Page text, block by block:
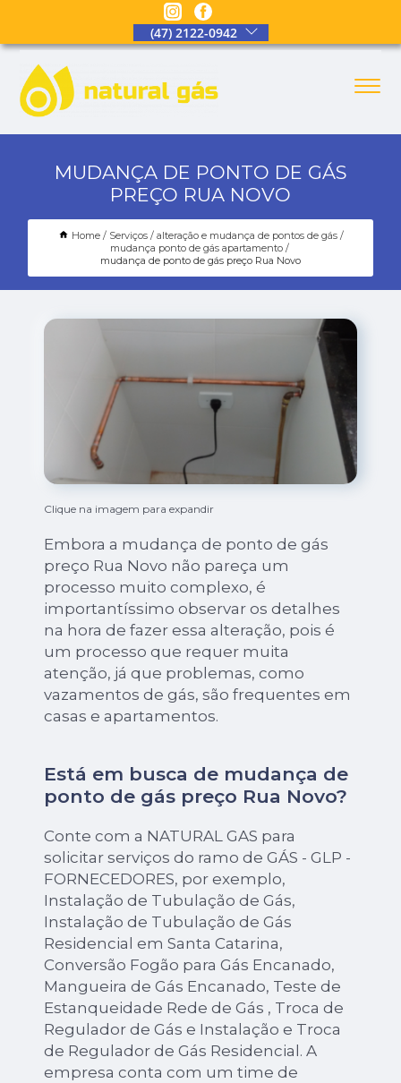
(47) 2122-0942
MUDANÇA DE PONTO DE GÁS
PREÇO RUA NOVO
Home Serviços
alteração e mudança de pontos de gás
mudança ponto de gás apartamento
mudança de ponto de gás preço Rua Novo
Clique na imagem para expandir
Embora a mudança de ponto de gás
preço Rua Novo não pareça um
processo muito complexo, é
importantíssimo observar os detalhes
na hora de fazer essa alteração, pois é
um processo que requer muita
atenção, já que problemas, como
vazamentos de gás, são frequentes em
casas e apartamentos.
Está em busca de mudança de
ponto de gás preço Rua Novo?
Conte com a NATURAL GAS para
solicitar serviços do ramo de GÁS - GLP -
FORNECEDORES, por exemplo,
Instalação de Tubulação de Gás,
Instalação de Tubulação de Gás
Residencial em Santa Catarina,
Conversão Fogão para Gás Encanado,
Mangueira de Gás Encanado, Teste de
Estanqueidade Rede de Gás , Troca de
Regulador de Gás e Instalação e Troca
de Regulador de Gás Residencial. A
empresa conta com um time de